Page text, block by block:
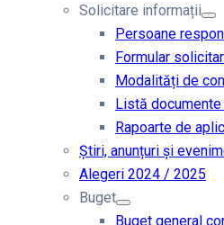
Solicitare informații
Persoane
Formular
Modalități de
Listă
Rapoarte de
Știri, anunțuri și
Alegeri 2024 / 2025
Buget
Buget general